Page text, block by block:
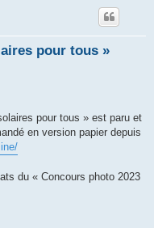
pour tous »
pour tous » est paru et
en version papier depuis
du « Concours photo 2023